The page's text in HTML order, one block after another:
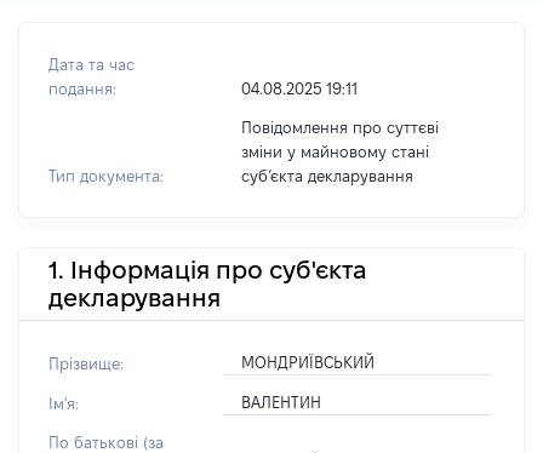
Дата та час
подання:
04.08.2025 19:11
Тип документа:
Повідомлення про суттєві
зміни у майновому стані
субʼєкта декларування
1. Інформація про суб'єкта
декларування
Прізвище: МОНДРИЇВСЬКИЙ
Ім'я: ВАЛЕНТИН
По батькові (за